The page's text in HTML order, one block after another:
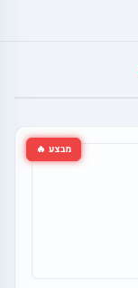
מבצע 🔥